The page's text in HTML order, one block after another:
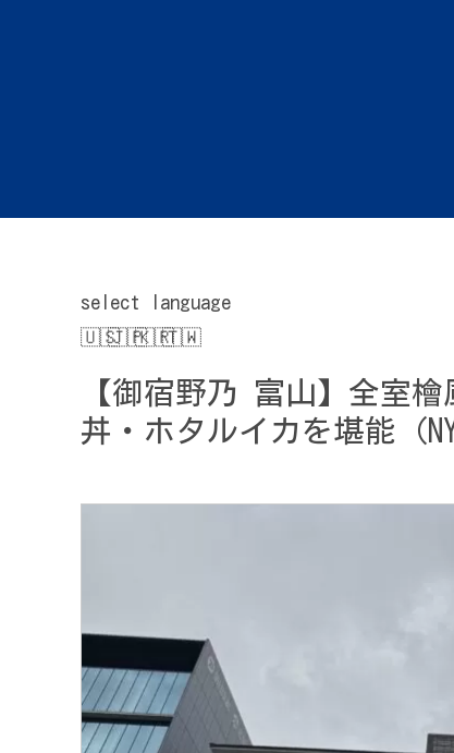
select language
【御宿野乃 富山】全室
丼・ホタルイカを堪能（